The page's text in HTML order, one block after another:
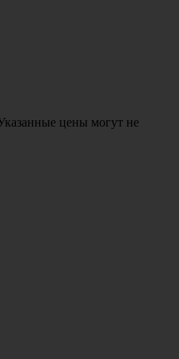
цены могут не